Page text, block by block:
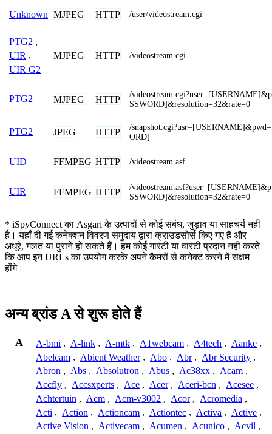
Unknown MJPEG HTTP /user/videostream.cgi
PTG2 ,
UIR ,
UIR G2
MJPEG HTTP /videostream.cgi
PTG2 MJPEG HTTP
/
SSWORD]&resolution=32&rate=0
PTG2 JPEG HTTP
/
ORD]
UID FFMPEG HTTP /videostream.asf
UIR FFMPEG HTTP
/
SSWORD]&resolution=32&rate=0
* iSpyConnect का Asgari के उत्पादों से कोई संबंध, जुड़ाव या साहचर्य नहीं
है। यहाँ दी गई कनेक्शन विवरण समुदाय द्वारा क्राउडसोर्स किए गए हैं और
अधूरे, गलत या पुराने हो सकते हैं। हम कोई गारंटी या वारंटी प्रदान नहीं करते
कि आप इन URLs का उपयोग करके अपने कैमरों से कनेक्ट करने में सक्षम
होंगे।
अन्य ब्रांड A से शुरू होते हैं
A A-bmi , A-link , A-mtk , A1webcam , A4tech , Aanke ,
Abelcam , Abient Weather , Abo , Abr , Abr Security ,
Abron , Abs , Absolutron , Abus , Ac38xx , Acam ,
Accfly , Accsxperts , Ace , Acer , Aceri-bcn , Acesee ,
Achtertuin , Acm , Acm-v3002 , Acor , Acromedia ,
Acti , Action , Actioncam , Actiontec , Activa , Active ,
Active Vision , Activecam , Acumen , Acunico , Acvil ,